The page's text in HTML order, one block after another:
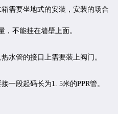
需要坐地式的安装，安装的场合
，不能挂在墙壁上面。
水管的接口上需要装上阀门。
一段起码长为1. 5米的PPR管。